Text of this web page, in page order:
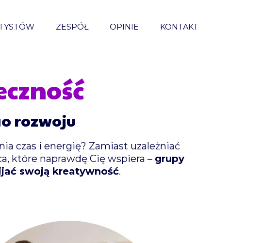
ZESPÓŁ OPINIE KONTAKT
rozwoju
czas i energię? Zamiast uzależniać
które naprawdę Cię wspiera – grupy
swoją kreatywność.